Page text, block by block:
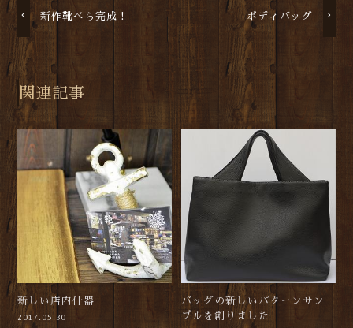
新作靴べら完成！ ボディバッグ
関連記事
新しい店内什器
2017.05.30
バッグの新しいパターンサン
プルを創りました